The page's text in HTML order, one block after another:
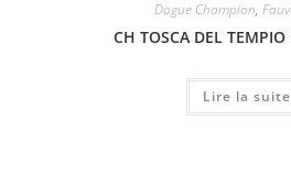
Dogue Champion,
CH TOSCA DEL TEMPIO
Lire la suite